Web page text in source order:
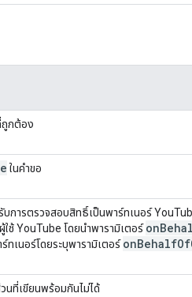
ถูกต้อง
ในคำขอ
รับการตรวจสอบสิทธิ์เป็นพาร์ทเนอร์
ช้ YouTube โดยนำพารามิเตอร์on
ทเนอร์โดยระบุพารามิเตอร์onBehalfOf
นที่เขียนพร้อมกันไม่ได้